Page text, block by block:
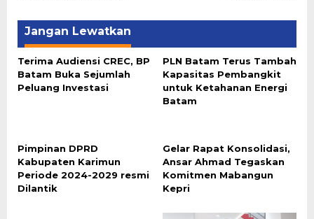
Jangan Lewatkan
Terima Audiensi CREC, BP
Batam Buka Sejumlah
Peluang Investasi
PLN Batam Terus Tambah
Kapasitas Pembangkit
untuk Ketahanan Energi
Batam
Pimpinan DPRD
Kabupaten Karimun
Periode 2024-2029 resmi
Dilantik
Gelar Rapat Konsolidasi,
Ansar Ahmad Tegaskan
Komitmen Mabangun
Kepri